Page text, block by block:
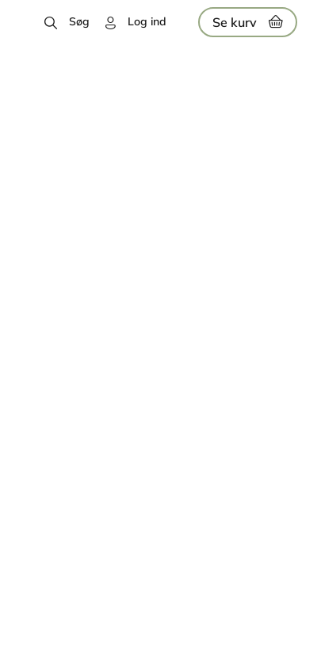
Søg Log ind Se kurv